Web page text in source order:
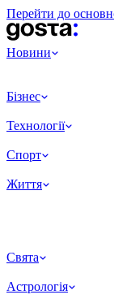
Перейти до
Новини
Бізнес
Технології
Спорт
Життя
Свята
Астрологія